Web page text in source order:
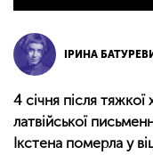
ІРИНА
4 січня після
латвійської
Ікстена померла у